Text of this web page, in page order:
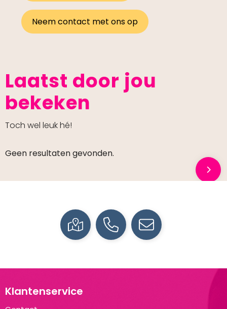
Neem contact met ons op
Laatst door jou
bekeken
Toch wel leuk hé!
Geen resultaten gevonden.
Klantenservice